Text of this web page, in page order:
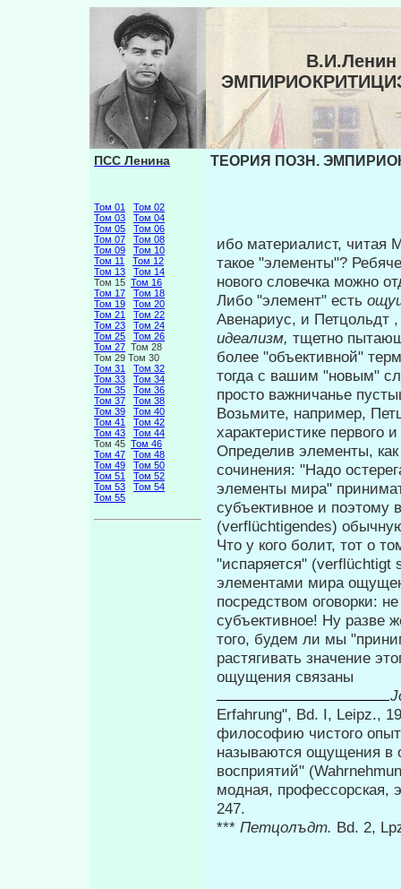
ПСС Ленина
Том 01
Том 02
Том 03
Том 04
Том 05
Том 06
Том 07
Том 08
Том 09
Том 10
Том 11
Том 12
Том 13
Том 14
Том 15 Том 16
Том 17
Том 18
Том 19
Том 20
Том 21
Том 22
Том 23
Том 24
Том 25
Том 26
Том 27 Том 28
Том 29 Том 30
Том 31
Том 32
Том 33
Том 34
Том 35
Том 36
Том 37
Том 38
Том 39
Том 40
Том 41
Том 42
Том 43
Том 44
Том 45 Том 46
Том 47
Том 48
Том 49
Том 50
Том 51
Том 52
Том 53
Том 54
Том 55
ТЕОРИЯ ПОЗН.
ибо материалист, читая
такое "элементы"?
нового сло­вечка можно
Либо "элемент" есть
Авенариус, и Петцольдт
идеализм, тщетно
более "объективной"
тогда с вашим "новым"
просто важничанье
Возьмите, например,
харак­теристике первого
Определив элементы,
сочинения: "Надо
элементы мира"
субъективное и
(verflüchtigendes)
Что у кого болит, тот о
"испаряется"
элементами мира
посредством оговорки:
субъективное! Ну разве
того, будем ли мы
растягивать значение
ощущения связаны
Erfahrung", Bd. I, Leipz.,
философию чистого
называются ощущения в
восприятий"
модная, профессорская,
247.
*** Петцолъдт. Bd. 2,